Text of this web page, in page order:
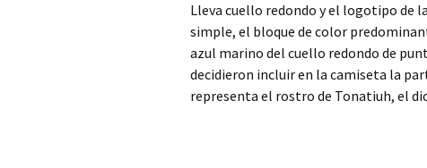
Lleva cuello redondo y el logotipo de
simple, el bloque de color
azul marino del cuello redondo de
decidieron incluir en la camiseta la
representa el rostro de Tonatiuh, el